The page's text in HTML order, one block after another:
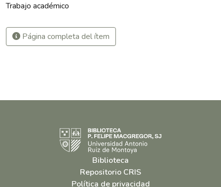
Trabajo académico
Página completa del ítem
Biblioteca
Repositorio CRIS
Política de privacidad